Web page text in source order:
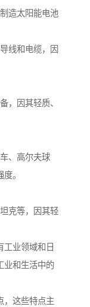
造太阳能电池
线和电缆，因
，因其轻质、
、高尔夫球
。
克等，因其轻
工业领域和日
业和生活中的
，这些特点主